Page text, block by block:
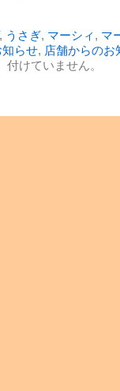
うさぎ, マーシィ , マ
知らせ, 店舗からのお
付けていません。